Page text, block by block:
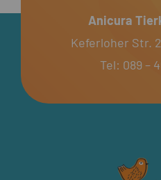
Anicura
Keferloher Str.
Tel: 089 –